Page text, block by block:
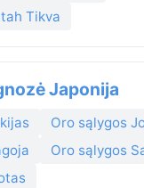
Tikva
Japonija
Oro sąlygos
Oro sąlygos